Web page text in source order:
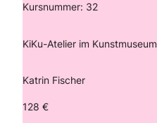
Kursnummer: 32
KiKu-Atelier im Kunstmuseum
Katrin Fischer
128 €